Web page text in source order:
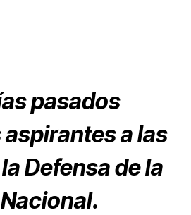
pasados
a las
Defensa de la